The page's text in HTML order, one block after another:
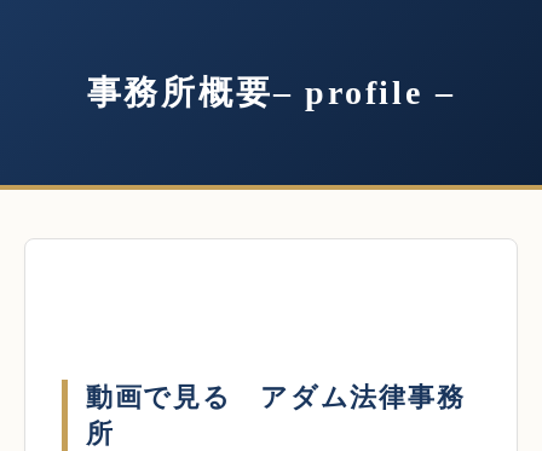
事務所概要– profile –
動画で見る アダム法律事務
所